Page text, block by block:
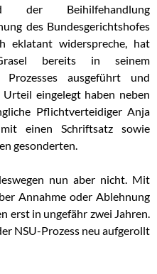
der Beihilfehandlung
des Bundesgerichtshofes
eklatant widerspreche, hat
bereits in seinem
ausgeführt und
Urteil eingelegt haben neben
Pflichtverteidiger Anja
einen Schriftsatz sowie
gesonderten.
nun aber nicht. Mit
Annahme oder Ablehnung
erst in ungefähr zwei Jahren.
NSU-Prozess neu aufgerollt